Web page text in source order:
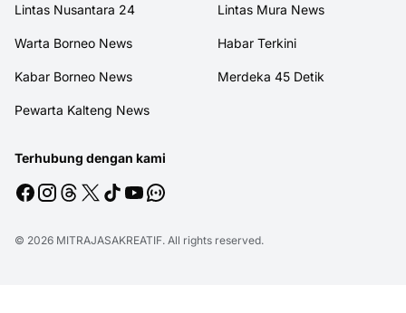
Lintas Nusantara 24 Lintas Mura News
Warta Borneo News Habar Terkini
Kabar Borneo News Merdeka 45 Detik
Pewarta Kalteng News
Terhubung dengan kami
© 2026 MITRAJASAKREATIF. All rights reserved.